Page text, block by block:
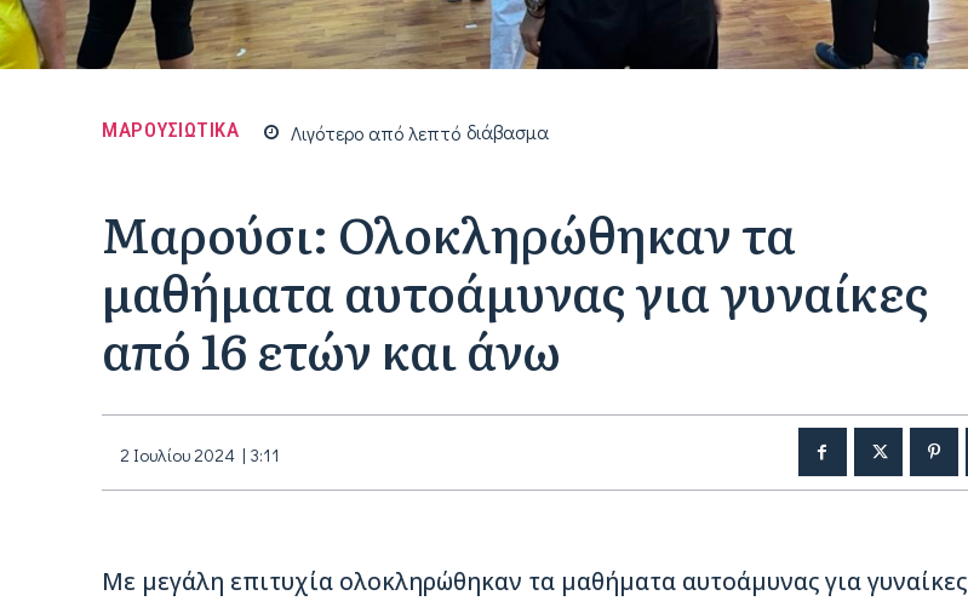
ΜΑΡΟΥΣΙΩΤΙΚΑ Λιγότερο απόλεπτό διάβασμα
Μαρούσι: Ολοκληρώθηκαν τα
μαθήματα αυτοάμυνας για γυναίκες
από 16 ετών και άνω
2 Ιουλίου 2024 | 3:11
Με μεγάλη επιτυχία ολοκληρώθηκαν τα μαθήματα αυτοάμυνας για γυναίκες